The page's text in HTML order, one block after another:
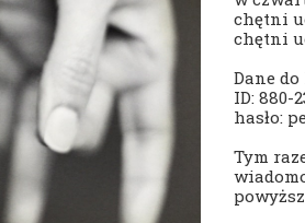
chętni
chętni
Dane
ID: 880-
hasło:
Tym
Nasza szkoła jest OK
Erasmus+ Uniwersalny Język Sztuki
Erasmus+ Przez dwujęzyczność do przyszłości
Erasmus+ Mózgi w szkole. Wiedza jest potęgą!